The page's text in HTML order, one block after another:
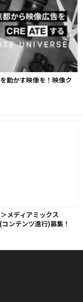
動かす映像を！映像ク
メディアミックス
ンテンツ進行)募集！